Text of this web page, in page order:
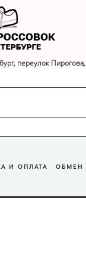
переулок
И ОПЛАТА ОБМЕН